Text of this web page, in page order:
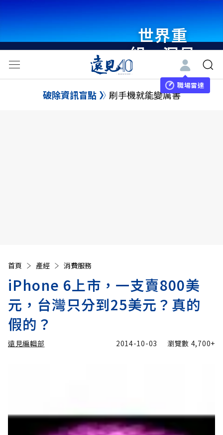
世界重
組・洞見
未來 與
世界領袖
職場雷達
破除資訊盲點 刷手機就能變厲害
首頁 產經 消費服務
iPhone 6上市，一支賣800美
元，台灣只分到25美元？真的
假的？
遠見編輯部 2014-10-03 瀏覽數 4,700+